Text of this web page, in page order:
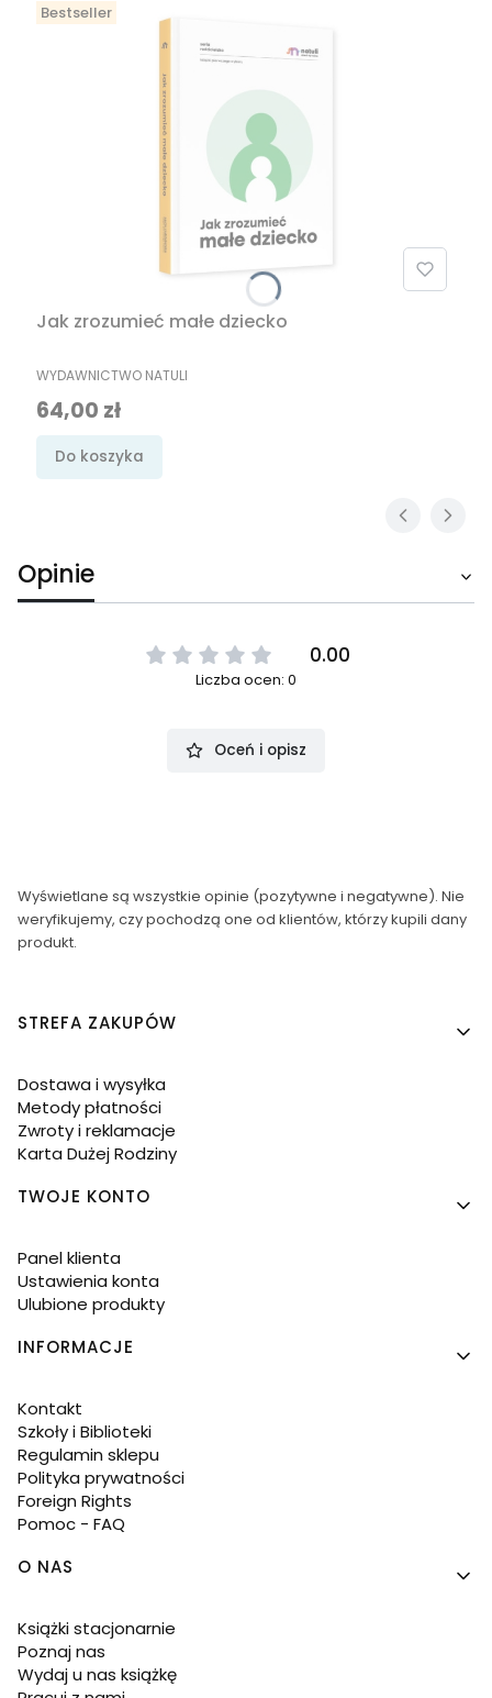
Bestseller
Jak zrozumieć małe dziecko
PRODUCENT
WYDAWNICTWO NATULI
Cena
64,00 zł
Do koszyka
Opinie
0.00
Liczba ocen: 0
Oceń i opisz
Wyświetlane są wszystkie opinie (pozytywne i negatywne). Nie
weryfikujemy, czy pochodzą one od klientów, którzy kupili dany
produkt.
Linki w stopce
STREFA ZAKUPÓW
Dostawa i wysyłka
Metody płatności
Zwroty i reklamacje
Karta Dużej Rodziny
TWOJE KONTO
Panel klienta
Ustawienia konta
Ulubione produkty
INFORMACJE
Kontakt
Szkoły i Biblioteki
Regulamin sklepu
Polityka prywatności
Foreign Rights
Pomoc - FAQ
O NAS
Książki stacjonarnie
Poznaj nas
Wydaj u nas książkę